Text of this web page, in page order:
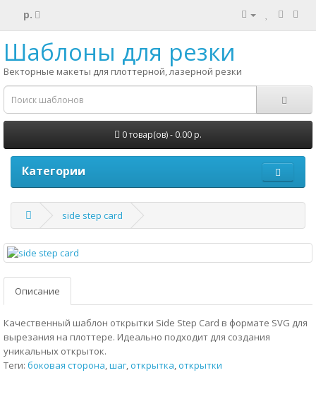
р.
Шаблоны для резки
Векторные макеты для плоттерной, лазерной резки
0 товар(ов) - 0.00 р.
Категории
side step card
Описание
Качественный шаблон открытки Side Step Card в формате SVG для
вырезания на плоттере. Идеально подходит для создания
уникальных открыток.
Теги: боковая сторона,шаг,открытка,открытки